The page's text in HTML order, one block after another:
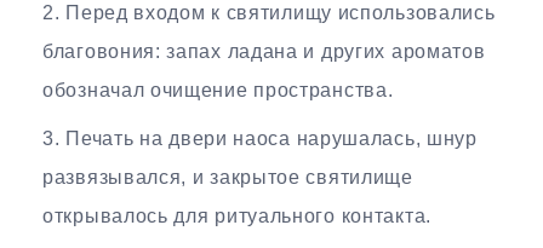
Перед входом к святилищу использовались
благовония: запах ладана и других ароматов
обозначал очищение пространства.
Печать на двери наоса нарушалась, шнур
развязывался, и закрытое святилище
открывалось для ритуального контакта.